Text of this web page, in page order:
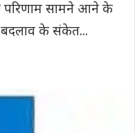
परिणाम सामने आने के
बदलाव के संकेत...